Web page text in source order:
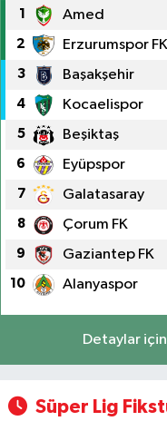
1 Amed
2 Erzurumspor FK
3 Başakşehir
4 Kocaelispor
5 Beşiktaş
6 Eyüpspor
7 Galatasaray
8 Çorum FK
9 Gaziantep FK
10 Alanyaspor
Detaylar için
Süper Lig